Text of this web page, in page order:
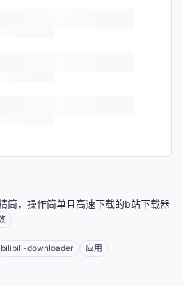
简，操作简单且高速下载的b站下载器
bilibili-downloader
应用